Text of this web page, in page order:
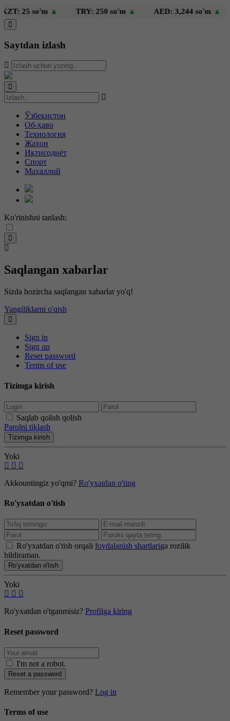
25 so'm▲ TRY: 250 so'm▲ AED: 3,244 so'm▲
Saytdan izlash
Ўзбекистон
Об-ҳаво
Технология
Жаҳон
Иқтисодиёт
Спорт
Маҳаллий
Ko'rinishni tanlash:
Saqlangan xabarlar
Sizda hozircha saqlangan xabarlar yo'q!
Yangiliklarni o'qish
Sign in
Sign up
Reset password
Terms of use
Tizimga kirish
Saqlab qolish qolish
Parolni tiklash
Tizimga kirish
Yoki
Akkountingiz yo'qmi? Ro'yxatdan o'ting
Ro'yxatdan o'tish
Ro'yxatdan o'tish orqali foydalanish shartlariga rozilik
bildiraman.
Ro'yxatdan o'tish
Yoki
Ro'yxatdan o'tganmisiz? Profilga kiring
Reset password
I'm not a robot.
Reset a password
Remember your password? Log in
Terms of use